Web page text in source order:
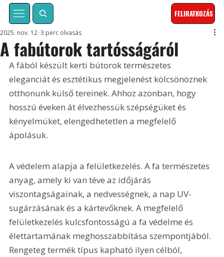
FELIRATKOZÁS
A fabútorok tartósságáról
2025. nov. 12. 3 perc olvasás
A fából készült kerti bútorok természetes
eleganciát és esztétikus megjelenést kölcsönöznek
otthonunk külső tereinek. Ahhoz azonban, hogy
hosszú éveken át élvezhessük szépségüket és
kényelmüket, elengedhetetlen a megfelelő
ápolásuk.
A védelem alapja a felületkezelés. A fa természetes
anyag, amely ki van téve az időjárás
viszontagságainak, a nedvességnek, a nap UV-
sugárzásának és a kártevőknek. A megfelelő
felületkezelés kulcsfontosságú a fa védelme és
élettartamának meghosszabbítása szempontjából.
Rengeteg termék típus kapható ilyen célból,